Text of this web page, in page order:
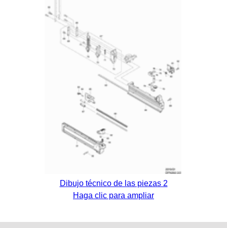
Dibujo técnico de las piezas 2
Haga clic para ampliar